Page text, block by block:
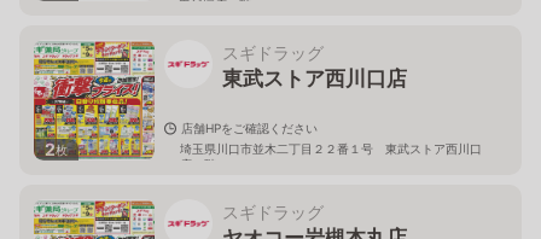
田飯塚店１階
2枚
スギドラッグ
東武ストア西川口店
店舗HPをご確認ください
埼玉県川口市並木二丁目２２番１号 東武ストア西川口
店２階
スギドラッグ